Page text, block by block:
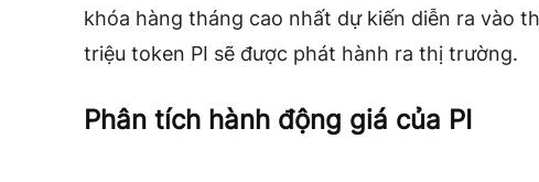
khóa hàng tháng cao nhất dự kiến ​​diễn ra vào
triệu token PI sẽ được phát hành ra thị trường.
Phân tích hành động giá của PI